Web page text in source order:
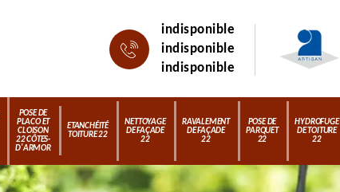
indisponible
indisponible
indisponible
POSE DE
PLACO ET
CLOISON
22 CÔTES-
D'ARMOR
ETANCHÉITÉ
TOITURE 22
NETTOYAGE
DE FAÇADE
22
RAVALEMENT
DE FAÇADE
22
POSE DE
PARQUET
22
HYDROFUGE
DE TOITURE
22